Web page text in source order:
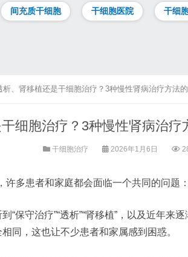
间充质干细胞 干细胞医院 干细
析、肾移植还是干细胞治疗？3种慢性肾病治疗方法
细胞治疗？3种慢性肾病治
干细胞治疗 2026年1月6日
许多患者和家庭都会面临一个共同的问题：
“保守治疗”“透析”“肾移植”，以及近年来
同，这也让不少患者和家属感到困惑。